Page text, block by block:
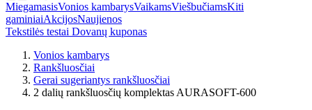
MiegamasisVonios kambarysVaikamsViešbučiamsKiti
gaminiaiAkcijosNaujienos
Tekstilės testai Dovanų kuponas
Vonios kambarys
Rankšluosčiai
Gerai sugeriantys rankšluosčiai
2 dalių rankšluosčių komplektas AURASOFT-600